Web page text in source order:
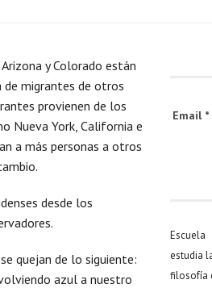
y Colorado están
de migrantes de otros
provienen de los
Nueva York, California e
a más personas a otros
desde los
quejan de lo siguiente:
azul a nuestro
Email *
estudia
filosofía